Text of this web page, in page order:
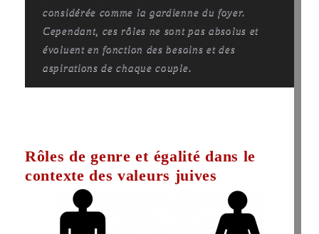
considérée comme la gardienne du foyer.
Cependant, ces rôles ne sont pas absolus et
évoluent en fonction des besoins et des
aspirations de chaque couple.
Rôles de genre et égalité dans le
contexte des valeurs juives